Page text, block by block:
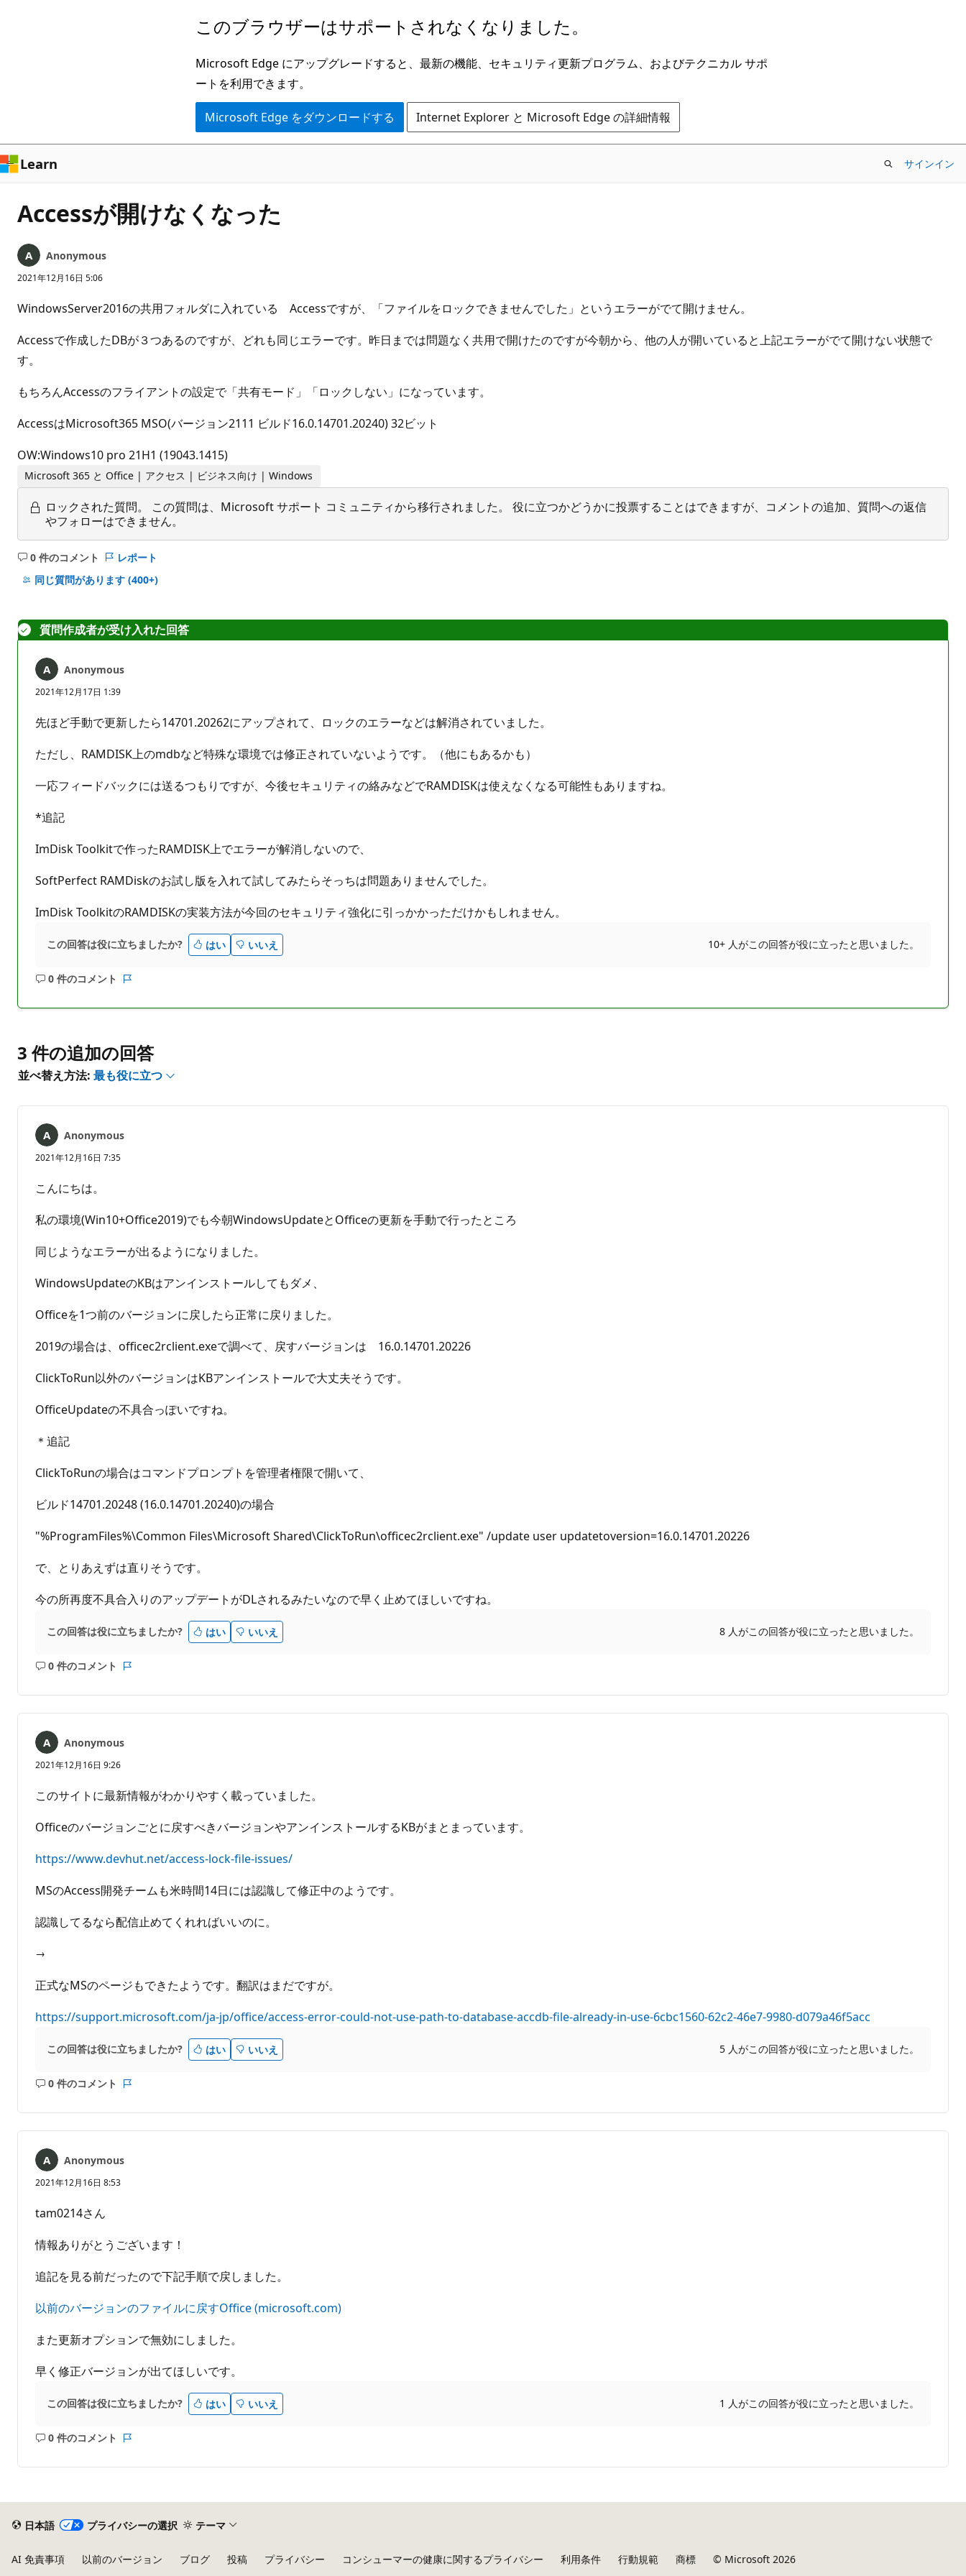
ン
ツ
に
キ
ッ
プ
このブラウザーはサポートされなくなりました。
Microsoft Edge にアップグレードすると、最新の機能、セキュリティ更新プログラム、およびテクニカル サポ
ートを利用できます。
Microsoft Edge をダウンロードする Internet Explorer と Microsoft Edge の詳細情報
Learn サインイン
Accessが開けなくなった
Anonymous
2021年12月16日 5:06
WindowsServer2016の共用フォルダに入れている Accessですが、「ファイルをロックできませんでした」というエラーがでて開けません。
Accessで作成したDBが３つあるのですが、どれも同じエラーです。昨日までは問題なく共用で開けたのですが今朝から、他の人が開いていると上記エラーがでて開けない状態で
す。
もちろんAccessのフライアントの設定で「共有モード」「ロックしない」になっています。
AccessはMicrosoft365 MSO(バージョン2111 ビルド16.0.14701.20240) 32ビット
OW:Windows10 pro 21H1 (19043.1415)
Microsoft 365 と Office | アクセス | ビジネス向け | Windows
ロックされた質問。
この質問は、Microsoft サポート コミュニティから移行されました。 役に立つかどうかに投票することはできますが、コメントの追加、質問への返信
やフォローはできません。
0 件のコメント
コ
メ
は
あ
ま
ん
レポート
同じ質問があります (400+)
質問作成者が受け入れた回答
Anonymous
2021年12月17日 1:39
先ほど手動で更新したら14701.20262にアップされて、ロックのエラーなどは解消されていました。
ただし、RAMDISK上のmdbなど特殊な環境では修正されていないようです。（他にもあるかも）
一応フィードバックには送るつもりですが、今後セキュリティの絡みなどでRAMDISKは使えなくなる可能性もありますね。
*追記
ImDisk Toolkitで作ったRAMDISK上でエラーが解消しないので、
SoftPerfect RAMDiskのお試し版を入れて試してみたらそっちは問題ありませんでした。
ImDisk ToolkitのRAMDISKの実装方法が今回のセキュリティ強化に引っかかっただけかもしれません。
この回答は役に立ちましたか? はい いいえ 10+ 人がこの回答が役に立ったと思いました。
0 件のコメント
コ
は
あ
り
せ
3 件の追加の回答
並べ替え方法: 最も役に立つ
Anonymous
2021年12月16日 7:35
こんにちは。
私の環境(Win10+Office2019)でも今朝WindowsUpdateとOfficeの更新を手動で行ったところ
同じようなエラーが出るようになりました。
WindowsUpdateのKBはアンインストールしてもダメ、
Officeを1つ前のバージョンに戻したら正常に戻りました。
2019の場合は、officec2rclient.exeで調べて、戻すバージョンは 16.0.14701.20226
ClickToRun以外のバージョンはKBアンインストールで大丈夫そうです。
OfficeUpdateの不具合っぽいですね。
＊追記
ClickToRunの場合はコマンドプロンプトを管理者権限で開いて、
ビルド14701.20248 (16.0.14701.20240)の場合
"%ProgramFiles%\Common Files\Microsoft Shared\ClickToRun\officec2rclient.exe" /update user updatetoversion=16.0.14701.20226
で、とりあえずは直りそうです。
今の所再度不具合入りのアップデートがDLされるみたいなので早く止めてほしいですね。
この回答は役に立ちましたか? はい いいえ 8 人がこの回答が役に立ったと思いました。
0 件のコメント
コ
ト
あ
り
せ
ト
Anonymous
2021年12月16日 9:26
このサイトに最新情報がわかりやすく載っていました。
Officeのバージョンごとに戻すべきバージョンやアンインストールするKBがまとまっています。
https://www.devhut.net/access-lock-file-issues/
MSのAccess開発チームも米時間14日には認識して修正中のようです。
認識してるなら配信止めてくれればいいのに。
→
正式なMSのページもできたようです。翻訳はまだですが。
https://support.microsoft.com/ja-jp/office/access-error-could-not-use-path-to-database-accdb-file-already-in-use-6cbc1560-62c2-46e7-9980-d079a46f5acc
この回答は役に立ちましたか? はい いいえ 5 人がこの回答が役に立ったと思いました。
0 件のコメント
コ
ト
あ
り
せ
ト
Anonymous
2021年12月16日 8:53
tam0214さん
情報ありがとうございます！
追記を見る前だったので下記手順で戻しました。
以前のバージョンのファイルに戻すOffice (microsoft.com)
また更新オプションで無効にしました。
早く修正バージョンが出てほしいです。
この回答は役に立ちましたか? はい いいえ 1 人がこの回答が役に立ったと思いました。
0 件のコメント
コ
は
あ
り
せ
日本語 プライバシーの選択 テーマ
AI 免責事項 以前のバージョン ブログ 投稿 プライバシー コンシューマーの健康に関するプライバシー 利用条件 行動規範 商標 © Microsoft 2026